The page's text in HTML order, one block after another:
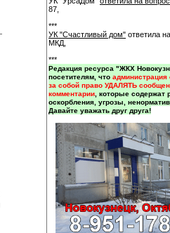
87,
***
УК "Счастливый дом" ответила
МКД,
***
Редакция ресурса "ЖКХ
посетителям, что администрация
за собой право УДАЛЯТЬ
комментарии , которые содержат
оскорбления, угрозы,
Давайте уважать друг друга!